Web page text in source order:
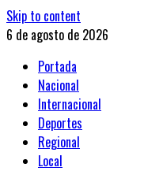
Skip to content
6 de agosto de 2026
Portada
Nacional
Internacional
Deportes
Regional
Local